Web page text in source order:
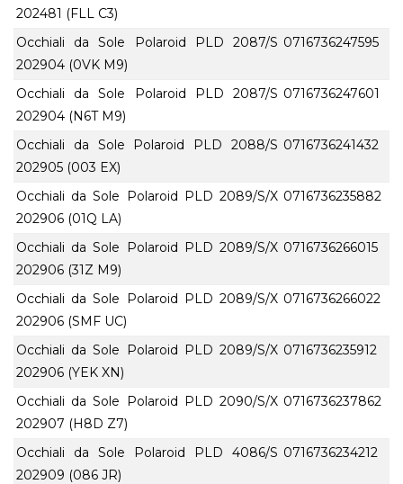
202481 (FLL C3)
Occhiali da Sole Polaroid PLD 2087/S
202904 (0VK M9)
0716736247595
Occhiali da Sole Polaroid PLD 2087/S
202904 (N6T M9)
0716736247601
Occhiali da Sole Polaroid PLD 2088/S
202905 (003 EX)
0716736241432
Occhiali da Sole Polaroid PLD 2089/S/X
202906 (01Q LA)
0716736235882
Occhiali da Sole Polaroid PLD 2089/S/X
202906 (31Z M9)
0716736266015
Occhiali da Sole Polaroid PLD 2089/S/X
202906 (SMF UC)
0716736266022
Occhiali da Sole Polaroid PLD 2089/S/X
202906 (YEK XN)
0716736235912
Occhiali da Sole Polaroid PLD 2090/S/X
202907 (H8D Z7)
0716736237862
Occhiali da Sole Polaroid PLD 4086/S
202909 (086 JR)
0716736234212